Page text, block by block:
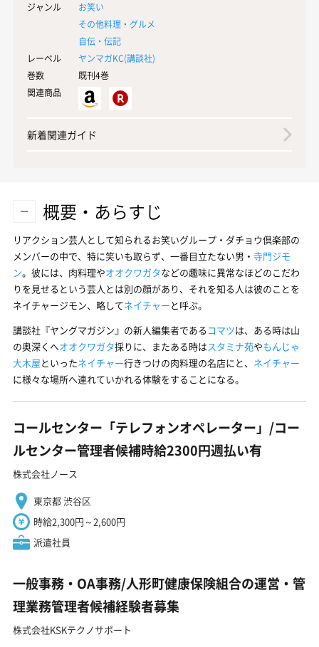
ジャンル
お笑い
その他料理・グルメ
自伝・伝記
レーベル
ヤンマガKC(講談社)
巻数
既刊4巻
関連商品
新着関連ガイド
概要・あらすじ
リアクション芸人として知られるお笑いグループ・ダチョウ倶楽部の
メンバーの中で、特に笑いも取らず、一番目立たない男・ 寺門ジモ
ン。彼には、肉料理やオオクワガタなどの趣味に異常なほどのこだわ
りを見せるという芸人とは別の顔があり、それを知る人は彼のことを
ネイチャージモン、略してネイチャーと呼ぶ。
講談社『ヤングマガジン』の新人編集者である コマツは、ある時は山
の奥深くへオオクワガタ採りに、またある時はスタミナ苑やもんじゃ
大木屋といったネイチャー行きつけの肉料理の名店にと、 ネイチャー
に様々な場所へ連れていかれる体験をすることになる。
コールセンター「テレフォンオペレーター」/コー
ルセンター管理者候補時給2300円週払い有
株式会社ノース
東京都 渋谷区
時給2,300円～2,600円
派遣社員
一般事務・OA事務/人形町健康保険組合の運営・管
理業務管理者候補経験者募集
株式会社KSKテクノサポート